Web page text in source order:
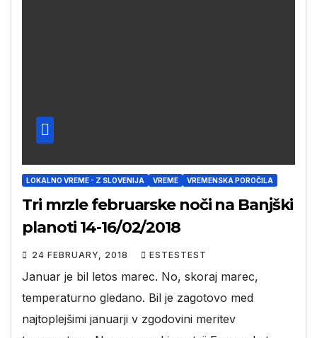
LOKALNO VREME - Z SLOVENIJA VREME VREMENSKA POROČILA
Tri mrzle februarske noči na Banjški
planoti 14-16/02/2018
24 FEBRUARY, 2018 ESTESTEST
Januar je bil letos marec. No, skoraj marec,
temperaturno gledano. Bil je zagotovo med
najtoplejšimi januarji v zgodovini meritev